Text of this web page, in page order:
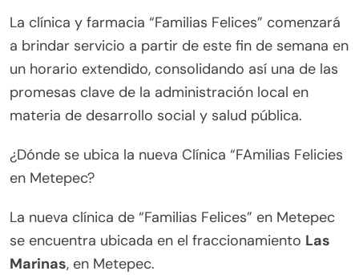
La clínica y farmacia “Familias Felices” comenzará
a brindar servicio a partir de este fin de semana en
un horario extendido, consolidando así una de las
promesas clave de la administración local en
materia de desarrollo social y salud pública.
¿Dónde se ubica la nueva Clínica “FAmilias Felicies
en Metepec?
La nueva clínica de “Familias Felices” en Metepec
se encuentra ubicada en el fraccionamiento Las
Marinas, en Metepec.